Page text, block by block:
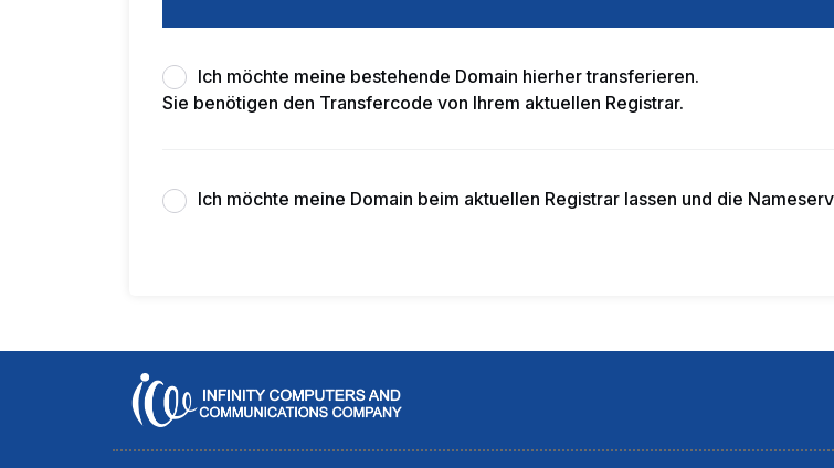
Ich möchte meine bestehende Domain hierher transferieren.
Sie benötigen den Transfercode von Ihrem aktuellen Registrar.
Ich möchte meine Domain beim aktuellen Registrar lassen und die